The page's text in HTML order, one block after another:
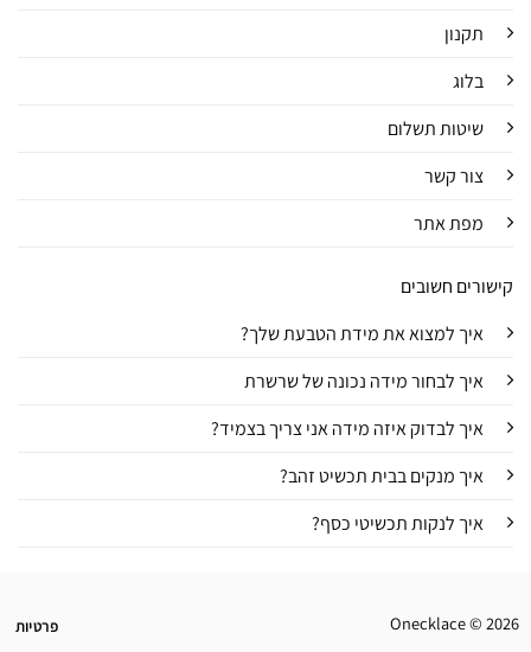
תקנון
בלוג
שיטות תשלום
צור קשר
מפת אתר
קישורים חשובים
איך למצוא את מידת הטבעת שלך?
איך לבחור מידה נכונה של שרשרת
איך לבדוק איזה מידה אני צריך בצמיד?
איך מנקים בבית תכשיט זהב?
איך לנקות תכשיטי כסף?
Onecklace © 2026 פרטיות